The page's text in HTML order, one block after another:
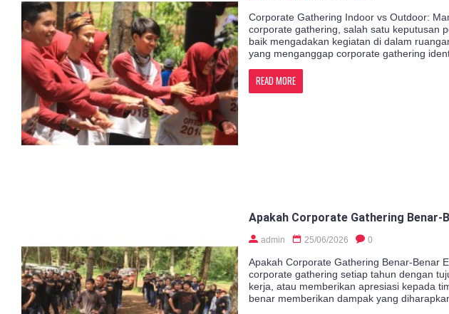
Corporate Gathering Indoor vs Outdoor:
corporate gathering, salah satu keputusan
baik mengadakan kegiatan di dalam
yang menganggap corporate gathering
READ MORE
Apakah Corporate Gathering Benar-
admin 25/06/2026 0
Apakah Corporate Gathering Benar-Benar
corporate gathering setiap tahun dengan
kerja, atau memberikan apresiasi kepada
benar memberikan dampak yang